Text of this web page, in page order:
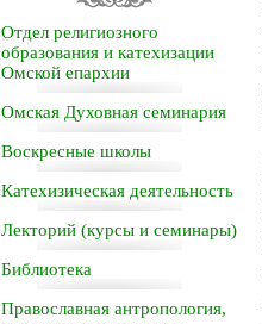
Отдел религиозного
образования и катехизации
Омской епархии
Омская Духовная семинария
Воскресные школы
Катехизическая деятельность
Лекторий (курсы и семинары)
Библиотека
Православная антропология,